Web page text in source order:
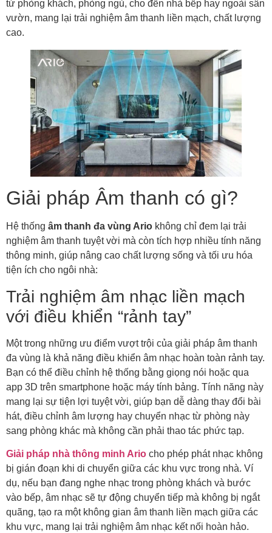
từ phòng khách, phòng ngủ, cho đến nhà bếp hay ngoài sân
vườn, mang lại trải nghiệm âm thanh liền mạch, chất lượng
cao.
Giải pháp Âm thanh có gì?
Hệ thống âm thanh đa vùng Ario không chỉ đem lại trải
nghiệm âm thanh tuyệt vời mà còn tích hợp nhiều tính năng
thông minh, giúp nâng cao chất lượng sống và tối ưu hóa
tiện ích cho ngôi nhà:
Trải nghiệm âm nhạc liền mạch
với điều khiển “rảnh tay”
Một trong những ưu điểm vượt trội của giải pháp âm thanh
đa vùng là khả năng điều khiển âm nhạc hoàn toàn rảnh tay.
Bạn có thể điều chỉnh hệ thống bằng giọng nói hoặc qua
app 3D trên smartphone hoặc máy tính bảng. Tính năng này
mang lại sự tiện lợi tuyệt vời, giúp bạn dễ dàng thay đổi bài
hát, điều chỉnh âm lượng hay chuyển nhạc từ phòng này
sang phòng khác mà không cần phải thao tác phức tạp.
Giải pháp nhà thông minh Ario cho phép phát nhạc không
bị gián đoạn khi di chuyển giữa các khu vực trong nhà. Ví
dụ, nếu bạn đang nghe nhạc trong phòng khách và bước
vào bếp, âm nhạc sẽ tự động chuyển tiếp mà không bị ngắt
quãng, tạo ra một không gian âm thanh liền mạch giữa các
khu vực, mang lại trải nghiệm âm nhạc kết nối hoàn hảo.